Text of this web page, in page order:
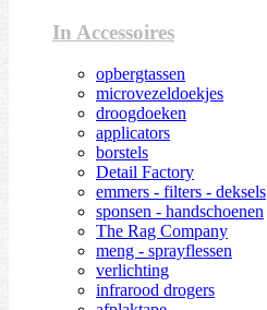
In Accessoires
opbergtassen
microvezeldoekjes
droogdoeken
applicators
borstels
Detail Factory
emmers - filters - deksels
sponsen - handschoenen
The Rag Company
meng - sprayflessen
verlichting
infrarood drogers